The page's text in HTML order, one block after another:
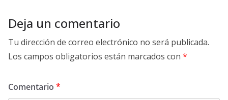
Deja un comentario
Tu dirección de correo electrónico no será publicada.
Los campos obligatorios están marcados con *
Comentario *